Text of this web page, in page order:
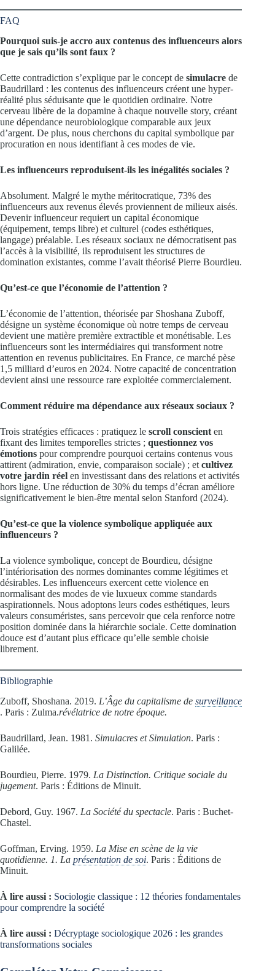
FAQ
Pourquoi suis-je accro aux contenus des influenceurs alors
que je sais qu’ils sont faux ?
Cette contradiction s’explique par le concept de simulacre de
Baudrillard : les contenus des influenceurs créent une hyper-
réalité plus séduisante que le quotidien ordinaire. Notre
cerveau libère de la dopamine à chaque nouvelle story, créant
une dépendance neurobiologique comparable aux jeux
d’argent. De plus, nous cherchons du capital symbolique par
procuration en nous identifiant à ces modes de vie.
Les influenceurs reproduisent-ils les inégalités sociales ?
Absolument. Malgré le mythe méritocratique, 73% des
influenceurs aux revenus élevés proviennent de milieux aisés.
Devenir influenceur requiert un capital économique
(équipement, temps libre) et culturel (codes esthétiques,
langage) préalable. Les réseaux sociaux ne démocratisent pas
l’accès à la visibilité, ils reproduisent les structures de
domination existantes, comme l’avait théorisé Pierre Bourdieu.
Qu’est-ce que l’économie de l’attention ?
L’économie de l’attention, théorisée par Shoshana Zuboff,
désigne un système économique où notre temps de cerveau
devient une matière première extractible et monétisable. Les
influenceurs sont les intermédiaires qui transforment notre
attention en revenus publicitaires. En France, ce marché pèse
1,5 milliard d’euros en 2024. Notre capacité de concentration
devient ainsi une ressource rare exploitée commercialement.
Comment réduire ma dépendance aux réseaux sociaux ?
Trois stratégies efficaces : pratiquez le scroll conscient en
fixant des limites temporelles strictes ; questionnez vos
émotions pour comprendre pourquoi certains contenus vous
attirent (admiration, envie, comparaison sociale) ; et cultivez
votre jardin réel en investissant dans des relations et activités
hors ligne. Une réduction de 30% du temps d’écran améliore
significativement le bien-être mental selon Stanford (2024).
Qu’est-ce que la violence symbolique appliquée aux
influenceurs ?
La violence symbolique, concept de Bourdieu, désigne
l’intériorisation des normes dominantes comme légitimes et
désirables. Les influenceurs exercent cette violence en
normalisant des modes de vie luxueux comme standards
aspirationnels. Nous adoptons leurs codes esthétiques, leurs
valeurs consuméristes, sans percevoir que cela renforce notre
position dominée dans la hiérarchie sociale. Cette domination
douce est d’autant plus efficace qu’elle semble choisie
librement.
Bibliographie
Zuboff, Shoshana. 2019. L’Âge du capitalisme de surveillance
. Paris : Zulma.révélatrice de notre époque.
Baudrillard, Jean. 1981. Simulacres et Simulation. Paris :
Galilée.
Bourdieu, Pierre. 1979. La Distinction. Critique sociale du
jugement. Paris : Éditions de Minuit.
Debord, Guy. 1967. La Société du spectacle. Paris : Buchet-
Chastel.
Goffman, Erving. 1959. La Mise en scène de la vie
quotidienne. 1. La présentation de soi. Paris : Éditions de
Minuit.
À lire aussi : Sociologie classique : 12 théories fondamentales
pour comprendre la société
À lire aussi : Décryptage sociologique 2026 : les grandes
transformations sociales